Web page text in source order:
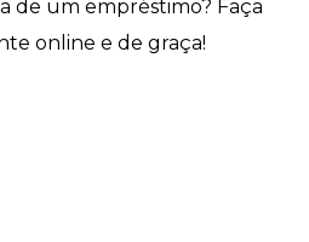
de um empréstimo? Faça
online e de graça!